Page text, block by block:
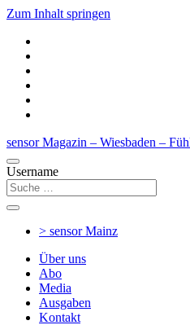
Zum Inhalt springen
sensor Magazin – Wiesbaden –
Username
> sensorMainz
Über uns
Abo
Media
Ausgaben
Kontakt